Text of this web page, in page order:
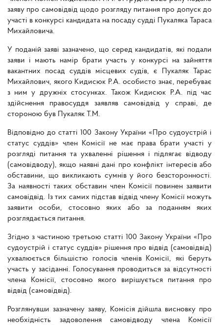
заяву про самовідвід щодо розгляду питання про допуск до
участі в конкурсі кандидата на посаду судді Пукаляка Тараса
Михайловича.
У поданій заяві зазначено, що серед кандидатів, які подали
заяви і мають намір брати участь у конкурсі на зайняття
вакантних посад суддів місцевих судів, є Пукаляк Тарас
Михайлович, якого Кидисюк Р.А. особисто знає, перебуває
з ним у дружніх стосунках. Також Кидисюк Р.А. під час
здійснення правосуддя заявляв самовідвід у справі, де
стороною був Пукаляк Т.М.
Відповідно до статті 100 Закону України «Про судоустрій і
статус суддів» член Комісії не має права брати участі у
розгляді питання та ухваленні рішення і підлягає відводу
(самовідводу), якщо наявні дані про конфлікт інтересів або
обставини, що викликають сумнів у його безсторонності.
За наявності таких обставин член Комісії повинен заявити
самовідвід. Із тих самих підстав відвід члену Комісії можуть
заявити особи, стосовно яких або за поданням яких
розглядається питання.
Згідно з частиною третьою статті 100 Закону України «Про
судоустрій і статус суддів» рішення про відвід (самовідвід)
ухвалюється більшістю голосів членів Комісії, які беруть
участь у засіданні. Голосування проводиться за відсутності
члена Комісії, стосовно якого вирішується питання про
відвід (самовідвід).
Розглянувши зазначену заяву, Комісія дійшла висновку про
необхідність задоволення самовідводу члена Комісії